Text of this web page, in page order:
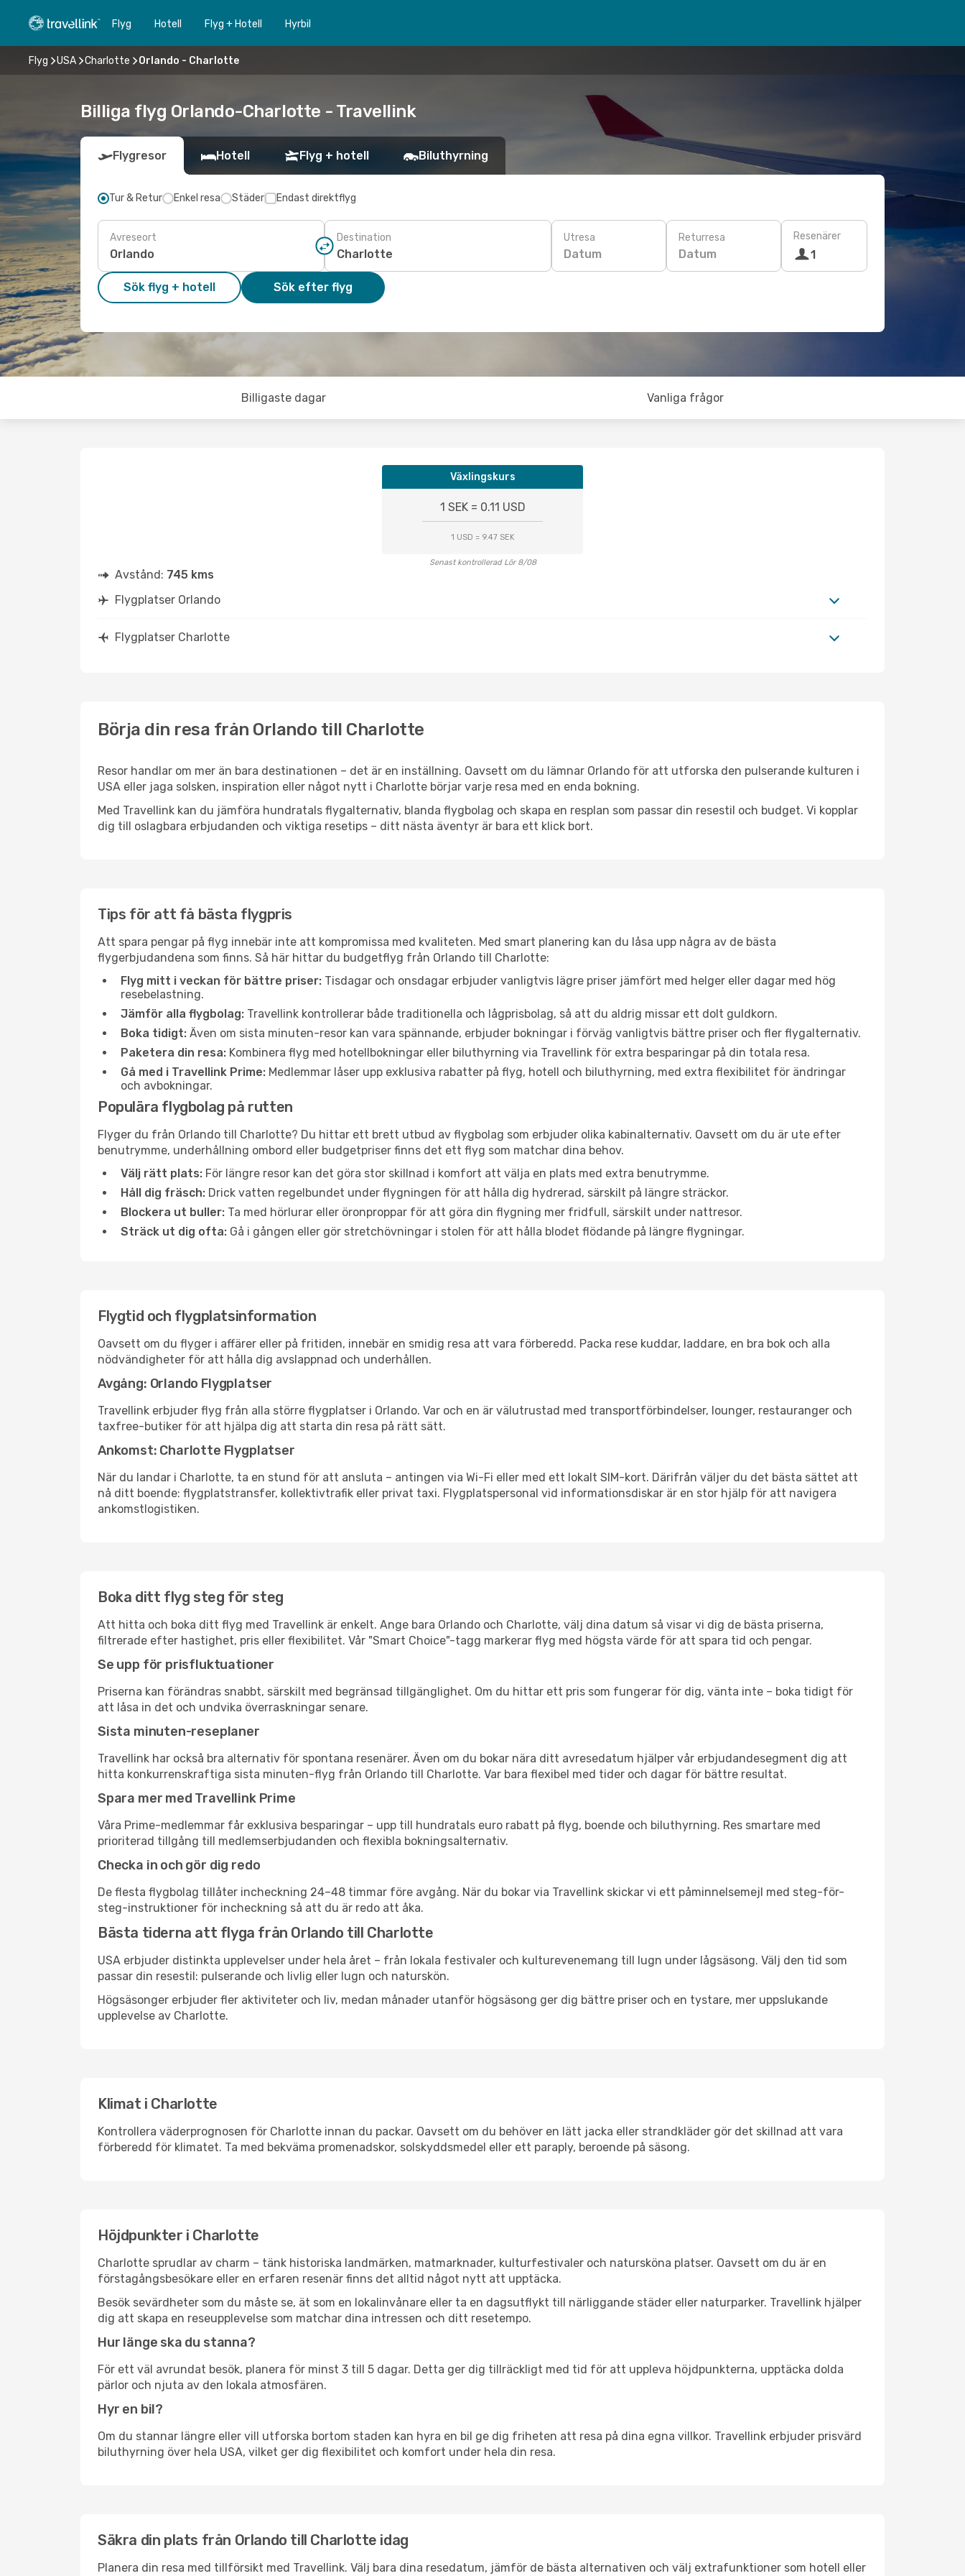
Flyg Hotell Flyg + Hotell Hyrbil
Flyg USA Charlotte Orlando - Charlotte
Billiga flyg Orlando-Charlotte - Travellink
Flygresor Hotell Flyg + hotell Biluthyrning
Tur & Retur Enkel resa Städer Endast direktflyg
Avreseort Destination Utresa
Datum
Returresa
Datum
Resenärer
1
Sök flyg + hotell Sök efter flyg
Billigaste dagar Vanliga frågor
Växlingskurs
1 SEK = 0.11 USD
1 USD = 9.47 SEK
Senast kontrollerad Lör 8/08
Avstånd: 745 kms
Flygplatser Orlando
Flygplatser Charlotte
Börja din resa från Orlando till Charlotte
Resor handlar om mer än bara destinationen – det är en inställning. Oavsett om du lämnar Orlando för att utforska den pulserande kulturen i
USA eller jaga solsken, inspiration eller något nytt i Charlotte börjar varje resa med en enda bokning.
Med Travellink kan du jämföra hundratals flygalternativ, blanda flygbolag och skapa en resplan som passar din resestil och budget. Vi kopplar
dig till oslagbara erbjudanden och viktiga resetips – ditt nästa äventyr är bara ett klick bort.
Tips för att få bästa flygpris
Att spara pengar på flyg innebär inte att kompromissa med kvaliteten. Med smart planering kan du låsa upp några av de bästa
flygerbjudandena som finns. Så här hittar du budgetflyg från Orlando till Charlotte:
Flyg mitt i veckan för bättre priser: Tisdagar och onsdagar erbjuder vanligtvis lägre priser jämfört med helger eller dagar med hög
resebelastning.
Jämför alla flygbolag: Travellink kontrollerar både traditionella och lågprisbolag, så att du aldrig missar ett dolt guldkorn.
Boka tidigt: Även om sista minuten-resor kan vara spännande, erbjuder bokningar i förväg vanligtvis bättre priser och fler flygalternativ.
Paketera din resa: Kombinera flyg med hotellbokningar eller biluthyrning via Travellink för extra besparingar på din totala resa.
Gå med i Travellink Prime: Medlemmar låser upp exklusiva rabatter på flyg, hotell och biluthyrning, med extra flexibilitet för ändringar
och avbokningar.
Populära flygbolag på rutten
Flyger du från Orlando till Charlotte? Du hittar ett brett utbud av flygbolag som erbjuder olika kabinalternativ. Oavsett om du är ute efter
benutrymme, underhållning ombord eller budgetpriser finns det ett flyg som matchar dina behov.
Välj rätt plats: För längre resor kan det göra stor skillnad i komfort att välja en plats med extra benutrymme.
Håll dig fräsch: Drick vatten regelbundet under flygningen för att hålla dig hydrerad, särskilt på längre sträckor.
Blockera ut buller: Ta med hörlurar eller öronproppar för att göra din flygning mer fridfull, särskilt under nattresor.
Sträck ut dig ofta: Gå i gången eller gör stretchövningar i stolen för att hålla blodet flödande på längre flygningar.
Flygtid och flygplatsinformation
Oavsett om du flyger i affärer eller på fritiden, innebär en smidig resa att vara förberedd. Packa rese kuddar, laddare, en bra bok och alla
nödvändigheter för att hålla dig avslappnad och underhållen.
Avgång: Orlando Flygplatser
Travellink erbjuder flyg från alla större flygplatser i Orlando. Var och en är välutrustad med transportförbindelser, lounger, restauranger och
taxfree-butiker för att hjälpa dig att starta din resa på rätt sätt.
Ankomst: Charlotte Flygplatser
När du landar i Charlotte, ta en stund för att ansluta – antingen via Wi-Fi eller med ett lokalt SIM-kort. Därifrån väljer du det bästa sättet att
nå ditt boende: flygplatstransfer, kollektivtrafik eller privat taxi. Flygplatspersonal vid informationsdiskar är en stor hjälp för att navigera
ankomstlogistiken.
Boka ditt flyg steg för steg
Att hitta och boka ditt flyg med Travellink är enkelt. Ange bara Orlando och Charlotte, välj dina datum så visar vi dig de bästa priserna,
filtrerade efter hastighet, pris eller flexibilitet. Vår "Smart Choice"-tagg markerar flyg med högsta värde för att spara tid och pengar.
Se upp för prisfluktuationer
Priserna kan förändras snabbt, särskilt med begränsad tillgänglighet. Om du hittar ett pris som fungerar för dig, vänta inte – boka tidigt för
att låsa in det och undvika överraskningar senare.
Sista minuten-reseplaner
Travellink har också bra alternativ för spontana resenärer. Även om du bokar nära ditt avresedatum hjälper vår erbjudandesegment dig att
hitta konkurrenskraftiga sista minuten-flyg från Orlando till Charlotte. Var bara flexibel med tider och dagar för bättre resultat.
Spara mer med Travellink Prime
Våra Prime-medlemmar får exklusiva besparingar – upp till hundratals euro rabatt på flyg, boende och biluthyrning. Res smartare med
prioriterad tillgång till medlemserbjudanden och flexibla bokningsalternativ.
Checka in och gör dig redo
De flesta flygbolag tillåter incheckning 24–48 timmar före avgång. När du bokar via Travellink skickar vi ett påminnelsemejl med steg-för-
steg-instruktioner för incheckning så att du är redo att åka.
Bästa tiderna att flyga från Orlando till Charlotte
USA erbjuder distinkta upplevelser under hela året – från lokala festivaler och kulturevenemang till lugn under lågsäsong. Välj den tid som
passar din resestil: pulserande och livlig eller lugn och naturskön.
Högsäsonger erbjuder fler aktiviteter och liv, medan månader utanför högsäsong ger dig bättre priser och en tystare, mer uppslukande
upplevelse av Charlotte.
Klimat i Charlotte
Kontrollera väderprognosen för Charlotte innan du packar. Oavsett om du behöver en lätt jacka eller strandkläder gör det skillnad att vara
förberedd för klimatet. Ta med bekväma promenadskor, solskyddsmedel eller ett paraply, beroende på säsong.
Höjdpunkter i Charlotte
Charlotte sprudlar av charm – tänk historiska landmärken, matmarknader, kulturfestivaler och natursköna platser. Oavsett om du är en
förstagångsbesökare eller en erfaren resenär finns det alltid något nytt att upptäcka.
Besök sevärdheter som du måste se, ät som en lokalinvånare eller ta en dagsutflykt till närliggande städer eller naturparker. Travellink hjälper
dig att skapa en reseupplevelse som matchar dina intressen och ditt resetempo.
Hur länge ska du stanna?
För ett väl avrundat besök, planera för minst 3 till 5 dagar. Detta ger dig tillräckligt med tid för att uppleva höjdpunkterna, upptäcka dolda
pärlor och njuta av den lokala atmosfären.
Hyr en bil?
Om du stannar längre eller vill utforska bortom staden kan hyra en bil ge dig friheten att resa på dina egna villkor. Travellink erbjuder prisvärd
biluthyrning över hela USA, vilket ger dig flexibilitet och komfort under hela din resa.
Säkra din plats från Orlando till Charlotte idag
Planera din resa med tillförsikt med Travellink. Välj bara dina resedatum, jämför de bästa alternativen och välj extrafunktioner som hotell eller